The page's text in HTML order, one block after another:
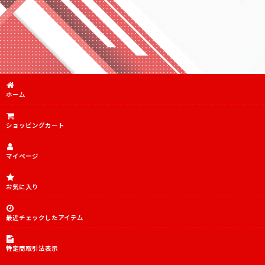
傷あり特価品
傷あり特価品SR
PSA10.9
デッキ販売
TORECARDSコラボデッキ
アイドルマスター シンデレラガールズ【UA55BT】
アイドルマスター シンデレラガールズ【UA55ST】
犬夜叉【UA50BT】
チェンソーマン【UA53BT】
陰の実力者になりたくて！【UA52BT】
ホーム
ショッピングカート
マイページ
お気に入り
最近チェックしたアイテム
特定商取引法表示